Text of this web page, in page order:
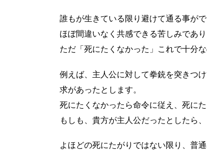
誰もが生きている限り避けて通る事が
ほぼ間違いなく共感できる苦しみであ
ただ「死にたくなかった」これで十分な
例えば、主人公に対して拳銃を突きつ
求があったとします。
死にたくなかったら命令に従え、死に
もしも、貴方が主人公だったとしたら
よほどの死にたがりではない限り、普